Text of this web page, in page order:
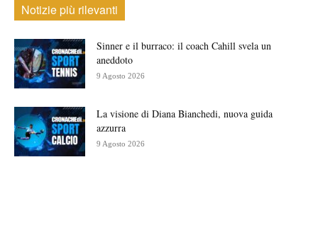
Notizie più rilevanti
Sinner e il burraco: il coach Cahill svela un
aneddoto
9 Agosto 2026
La visione di Diana Bianchedi, nuova guida
azzurra
9 Agosto 2026